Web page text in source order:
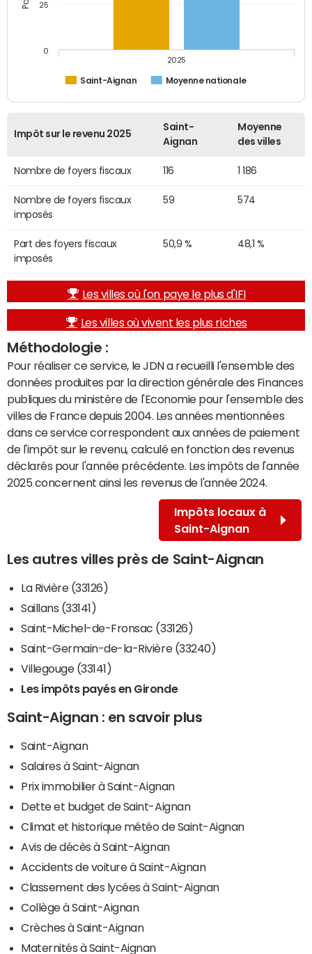
Saint-Aignan Moyenne nationale
2025
0
25
Impôt sur le revenu 2025
Saint-
Aignan
Moyenne
des villes
Nombre de foyers fiscaux 116 1 186
Nombre de foyers fiscaux
imposés
59 574
Part des foyers fiscaux
imposés
50,9 % 48,1 %
Les villes où l'on paye le plus d'IFI
Les villes où vivent les plus riches
Méthodologie :
Pour réaliser ce service, le JDN a recueilli l'ensemble des
données produites par la direction générale des Finances
publiques du ministère de l'Economie pour l'ensemble des
villes de France depuis 2004. Les années mentionnées
dans ce service correspondent aux années de paiement
de l'impôt sur le revenu, calculé en fonction des revenus
déclarés pour l'année précédente. Les impôts de l'année
2025 concernent ainsi les revenus de l'année 2024.
Impôts locaux à
Saint-Aignan
Les autres villes près de Saint-Aignan
La Rivière (33126)
Saillans (33141)
Saint-Michel-de-Fronsac (33126)
Saint-Germain-de-la-Rivière (33240)
Villegouge (33141)
Les impôts payés en Gironde
Saint-Aignan : en savoir plus
Saint-Aignan
Salaires à Saint-Aignan
Prix immobilier à Saint-Aignan
Dette et budget de Saint-Aignan
Climat et historique météo de Saint-Aignan
Avis de décès à Saint-Aignan
Accidents de voiture à Saint-Aignan
Classement des lycées à Saint-Aignan
Collège à Saint-Aignan
Crèches à Saint-Aignan
Maternités à Saint-Aignan